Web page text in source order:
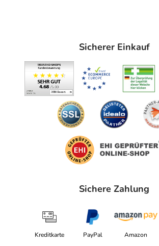
Sicherer Einkauf
Sichere Zahlung
Kreditkarte PayPal Amazon